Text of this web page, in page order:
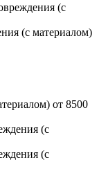
(с
(с материалом)
от 8500
(с
(с